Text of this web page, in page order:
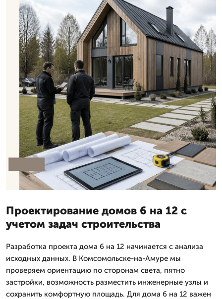
Проектирование домов 6 на 12 с
учетом задач строительства
Разработка проекта дома 6 на 12 начинается с анализа
исходных данных. В Комсомольске-на-Амуре мы
проверяем ориентацию по сторонам света, пятно
застройки, возможность разместить инженерные узлы и
сохранить комфортную площадь. Для дома 6 на 12 важен